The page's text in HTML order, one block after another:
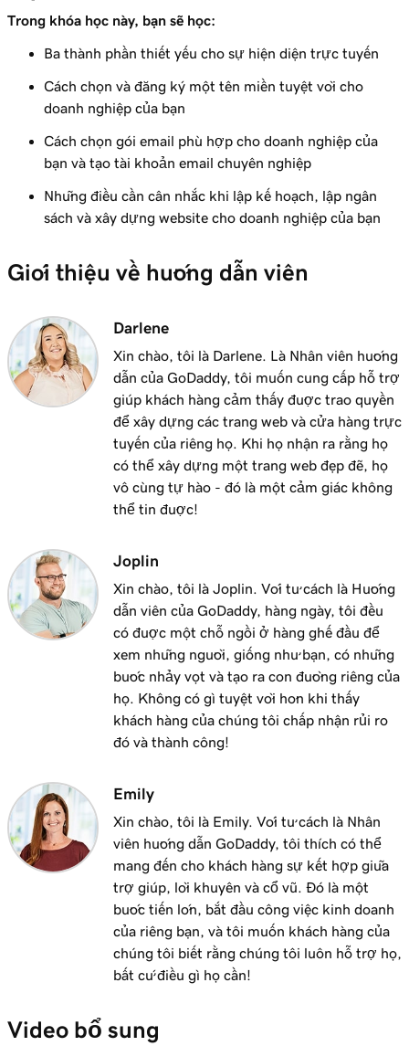
Lên kế hoạch cho website của bạn
Khi nào nên tự làm và khi nào cần ủy quyền
3m 28s
Bài học 10 (trong số 11)
Xây dựng một trang web
2m 29s
Bài học 11 (trong số 11)
Thuê người xây dựng website của bạn
3m 38s
Trong khóa học này, bạn sẽ học:
Ba thành phần thiết yếu cho sự hiện diện trực tuyến
Cách chọn và đăng ký một tên miền tuyệt vời cho
doanh nghiệp của bạn
Cách chọn gói email phù hợp cho doanh nghiệp của
bạn và tạo tài khoản email chuyên nghiệp
Những điều cần cân nhắc khi lập kế hoạch, lập ngân
sách và xây dựng website cho doanh nghiệp của bạn
Giới thiệu về hướng dẫn viên
Darlene
Xin chào, tôi là Darlene. Là Nhân viên hướng
dẫn của GoDaddy, tôi muốn cung cấp hỗ trợ
giúp khách hàng cảm thấy được trao quyền
để xây dựng các trang web và cửa hàng trực
tuyến của riêng họ. Khi họ nhận ra rằng họ
có thể xây dựng một trang web đẹp đẽ, họ
vô cùng tự hào - đó là một cảm giác không
thể tin được!
Joplin
Xin chào, tôi là Joplin. Với tư cách là Hướng
dẫn viên của GoDaddy, hàng ngày, tôi đều
có được một chỗ ngồi ở hàng ghế đầu để
xem những người, giống như bạn, có những
bước nhảy vọt và tạo ra con đường riêng của
họ. Không có gì tuyệt vời hơn khi thấy
khách hàng của chúng tôi chấp nhận rủi ro
đó và thành công!
Emily
Xin chào, tôi là Emily. Với tư cách là Nhân
viên hướng dẫn GoDaddy, tôi thích có thể
mang đến cho khách hàng sự kết hợp giữa
trợ giúp, lời khuyên và cổ vũ. Đó là một
bước tiến lớn, bắt đầu công việc kinh doanh
của riêng bạn, và tôi muốn khách hàng của
chúng tôi biết rằng chúng tôi luôn hỗ trợ họ,
bất cứ điều gì họ cần!
Video bổ sung